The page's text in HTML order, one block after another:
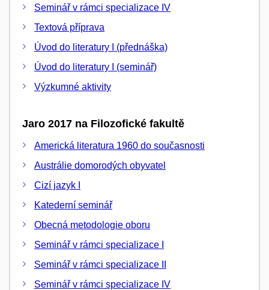
Seminář v rámci specializace IV
Textová příprava
Úvod do literatury I (přednáška)
Úvod do literatury I (seminář)
Výzkumné aktivity
Jaro 2017 na Filozofické fakultě
Americká literatura 1960 do současnosti
Austrálie domorodých obyvatel
Cizí jazyk I
Katederní seminář
Obecná metodologie oboru
Seminář v rámci specializace I
Seminář v rámci specializace II
Seminář v rámci specializace IV